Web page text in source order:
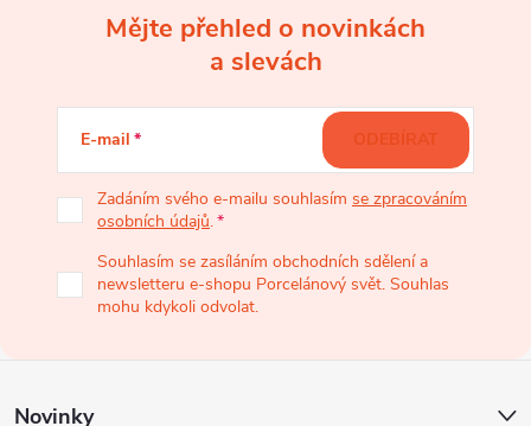
í
Mějte přehled o novinkách
a slevách
E-mail
Zadáním svého e-mailu souhlasím se zpracováním
osobních údajů.
Souhlasím se zasíláním obchodních sdělení a
newsletteru e-shopu Porcelánový svět. Souhlas
mohu kdykoli odvolat.
ODEBÍRAT
Novinky